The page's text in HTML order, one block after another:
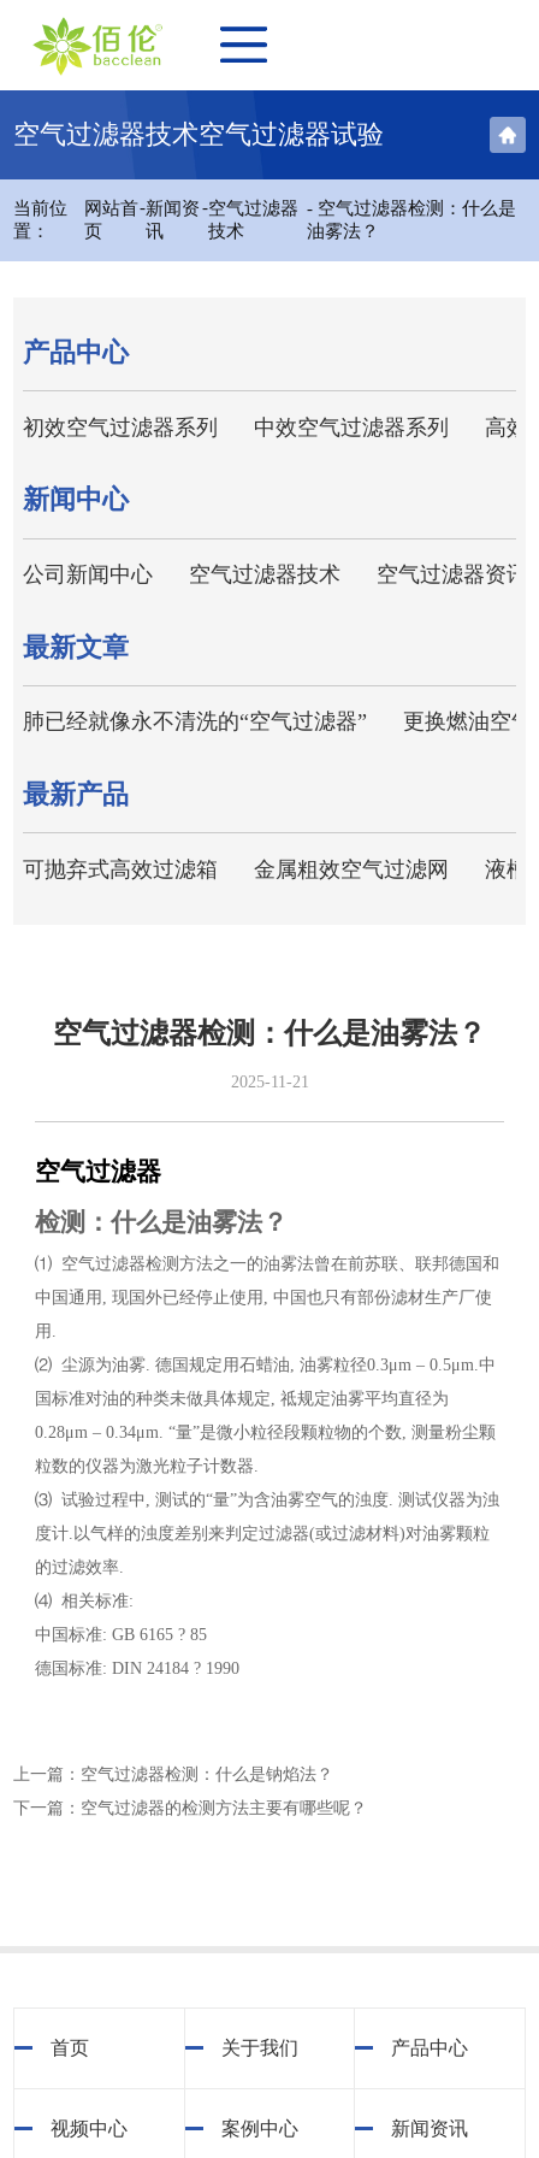
空气过滤器技术空气过滤器试验
当前位
置：
网站首
页
-新闻资
讯
-空气过滤器
技术
- 空气过滤器检测：什么是
油雾法？
产品中心
初效空气过滤器系列 中效空气过滤器系列 高效
新闻中心
公司新闻中心 空气过滤器技术 空气过滤器资讯
最新文章
肺已经就像永不清洗的“空气过滤器” 更换燃油空
最新产品
可抛弃式高效过滤箱 金属粗效空气过滤网 液槽
空气过滤器检测：什么是油雾法？
2025-11-21
空气过滤器
检测：什么是油雾法？
⑴ 空气过滤器检测方法之一的油雾法曾在前苏联、联邦德国和
中国通用, 现国外已经停止使用, 中国也只有部份滤材生产厂使
用.
⑵ 尘源为油雾. 德国规定用石蜡油, 油雾粒径0.3μm – 0.5μm.中
国标准对油的种类未做具体规定, 祗规定油雾平均直径为
0.28μm – 0.34μm. “量”是微小粒径段颗粒物的个数, 测量粉尘颗
粒数的仪器为激光粒子计数器.
⑶ 试验过程中, 测试的“量”为含油雾空气的浊度. 测试仪器为浊
度计.以气样的浊度差别来判定过滤器(或过滤材料)对油雾颗粒
的过滤效率.
⑷ 相关标准:
中国标准: GB 6165 ? 85
德国标准: DIN 24184 ? 1990
上一篇：空气过滤器检测：什么是钠焰法？
下一篇：空气过滤器的检测方法主要有哪些呢？
首页 关于我们 产品中心
视频中心 案例中心 新闻资讯